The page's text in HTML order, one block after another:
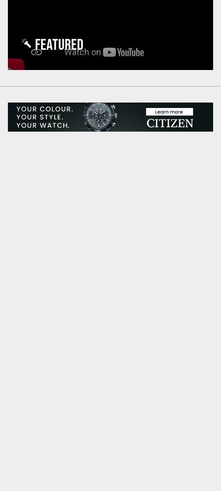
FEATURED